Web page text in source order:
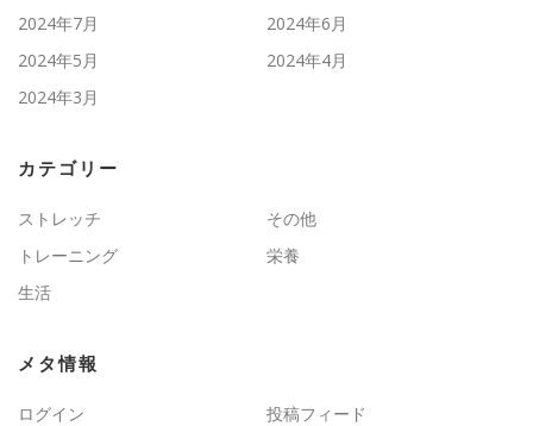
2024年7月
2024年6月
2024年5月
2024年4月
2024年3月
カテゴリー
ストレッチ
その他
トレーニング
栄養
生活
メタ情報
ログイン 投稿フィード